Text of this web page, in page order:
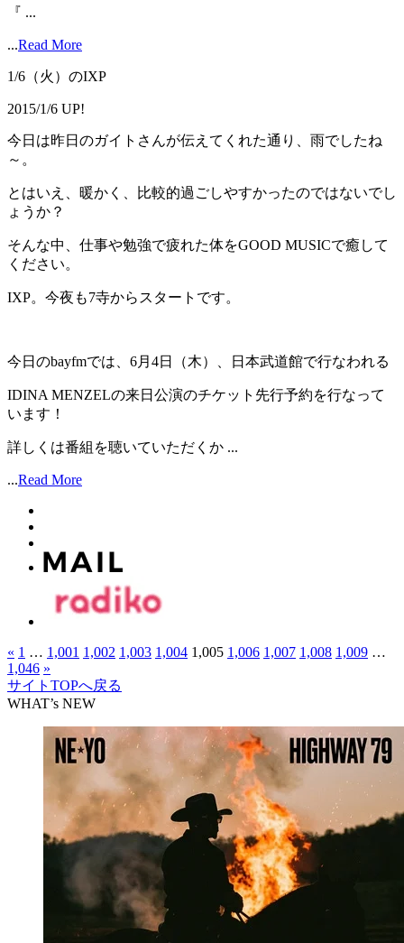
『 ...
...Read More
1/6（火）のIXP
2015/1/6 UP!
今日は昨日のガイトさんが伝えてくれた通り、雨でしたね
～。
とはいえ、暖かく、比較的過ごしやすかったのではないでし
ょうか？
そんな中、仕事や勉強で疲れた体をGOOD MUSICで癒して
ください。
IXP。今夜も7寺からスタートです。
今日のbayfmでは、6月4日（木）、日本武道館で行なわれる
IDINA MENZELの来日公演のチケット先行予約を行なって
います！
詳しくは番組を聴いていただくか ...
...Read More
« 1 … 1,001 1,002 1,003 1,004 1,005 1,006 1,007 1,008 1,009 …
1,046 »
サイトTOPへ戻る
WHAT’s NEW